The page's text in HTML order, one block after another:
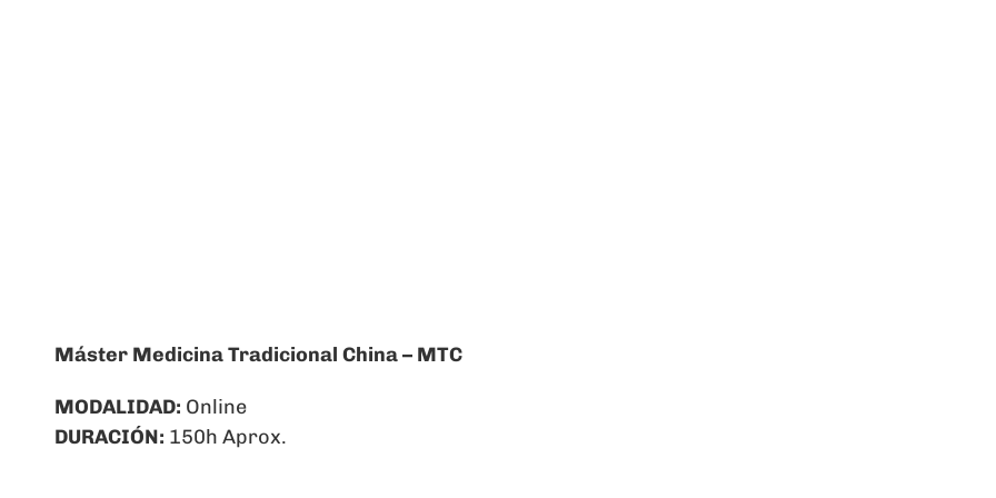
Máster Medicina Tradicional China – MTC
MODALIDAD: Online
DURACIÓN: 150h Aprox.